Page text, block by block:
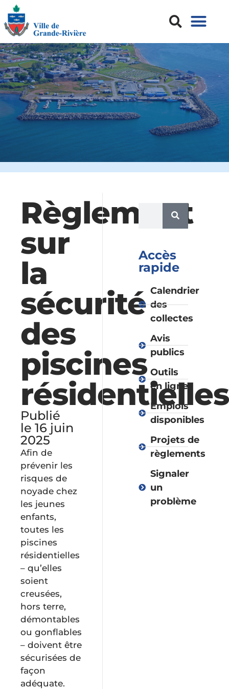
Règlement
sur
la
sécurité
des
piscines
résidentielles
Publié
le 16 juin
2025
Afin de
prévenir les
risques de
noyade chez
les jeunes
enfants,
toutes les
piscines
résidentielles
– qu’elles
soient
creusées,
hors terre,
démontables
ou gonflables
– doivent être
sécurisées de
façon
adéquate.
Accès
rapide
Calendrier
des
collectes
Avis
publics
Outils
en ligne
Emplois
disponibles
Projets de
règlements
Signaler
un
problème